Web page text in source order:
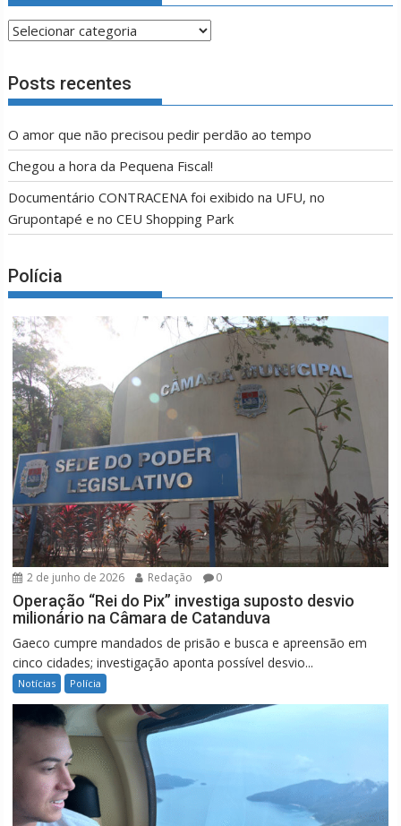
LEIA
OPÇÃO
Posts recentes
O amor que não precisou pedir perdão ao tempo
Chegou a hora da Pequena Fiscal!
Documentário CONTRACENA foi exibido na UFU, no
Grupontapé e no CEU Shopping Park
Polícia
2 de junho de 2026 Redação 0
Operação “Rei do Pix” investiga suposto desvio
milionário na Câmara de Catanduva
Gaeco cumpre mandados de prisão e busca e apreensão em
cinco cidades; investigação aponta possível desvio...
Notícias Polícia